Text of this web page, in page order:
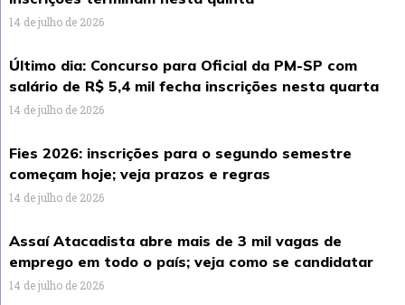
14 de julho de 2026
Último dia: Concurso para Oficial da PM-SP com
salário de R$ 5,4 mil fecha inscrições nesta quarta
14 de julho de 2026
Fies 2026: inscrições para o segundo semestre
começam hoje; veja prazos e regras
14 de julho de 2026
Assaí Atacadista abre mais de 3 mil vagas de
emprego em todo o país; veja como se candidatar
14 de julho de 2026